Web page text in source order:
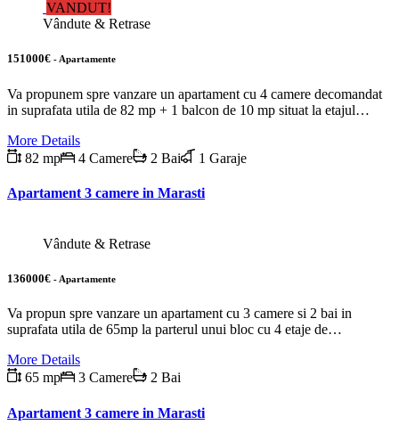
VANDUT!
Vândute & Retrase
151000€ - Apartamente
Va propunem spre vanzare un apartament cu 4 camere decomandat
in suprafata utila de 82 mp + 1 balcon de 10 mp situat la etajul…
More Details
82 mp
4 Camere 2 Bai 1 Garaje
Apartament 3 camere in Marasti
Vândute & Retrase
136000€ - Apartamente
Va propun spre vanzare un apartament cu 3 camere si 2 bai in
suprafata utila de 65mp la parterul unui bloc cu 4 etaje de…
More Details
65 mp
3 Camere 2 Bai
Apartament 3 camere in Marasti